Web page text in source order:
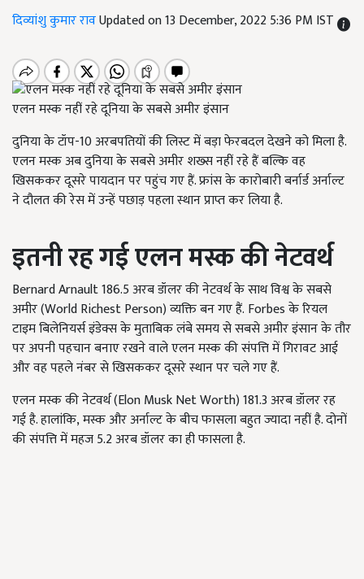
दिव्यांशु कुमार रावUpdated on 13 December, 2022 5:36 PM IST
एलन मस्क नहीं रहे दूनिया के सबसे अमीर इंसान
दुनिया के टॉप-10 अरबपतियों की लिस्ट में बड़ा फेरबदल देखने को मिला है.
एलन मस्क अब दुनिया के सबसे अमीर शख्स नहीं रहे हैं बल्कि वह
खिसककर दूसरे पायदान पर पहुंच गए हैं. फ्रांस के कारोबारी बर्नार्ड अर्नाल्ट
ने दौलत की रेस में उन्हें पछाड़ पहला स्थान प्राप्त कर लिया है.
इतनी रह गई एलन मस्क की नेटवर्थ
Bernard Arnault186.5 अरब डॉलर की नेटवर्थ के साथ विश्व के सबसे
अमीर (World Richest Person)व्यक्ति बन गए हैं. Forbesके रियल
टाइम बिलेनियर्स इंडेक्स के मुताबिक लंबे समय से सबसे अमीर इंसान के तौर
पर अपनी पहचान बनाए रखने वाले एलन मस्क की संपत्ति में गिरावट आई
और वह पहले नंबर से खिसककर दूसरे स्थान पर चले गए हैं.
एलन मस्क की नेटवर्थ (Elon Musk Net Worth)181.3 अरब डॉलर रह
गई है. हालांकि,मस्क और अर्नाल्ट के बीच फासला बहुत ज्यादा नहीं है. दोनों
की संपत्ति में महज 5.2 अरब डॉलर का ही फासला है.